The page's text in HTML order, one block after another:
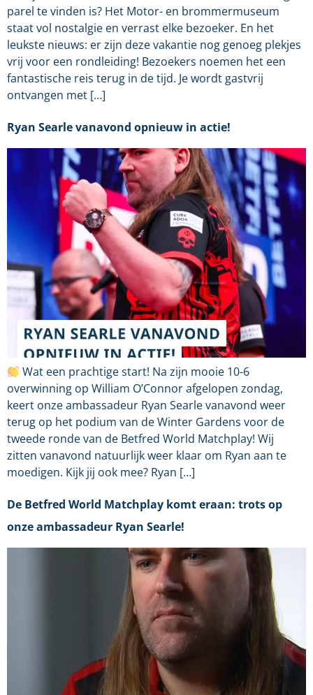
parel te vinden is? Het Motor- en brommermuseum
staat vol nostalgie en verrast elke bezoeker. En het
leukste nieuws: er zijn deze vakantie nog genoeg plekjes
vrij voor een rondleiding! Bezoekers noemen het een
fantastische reis terug in de tijd. Je wordt gastvrij
ontvangen met […]
Ryan Searle vanavond opnieuw in actie!
Wat een prachtige start! Na zijn mooie 10-6
overwinning op William O’Connor afgelopen zondag,
keert onze ambassadeur Ryan Searle vanavond weer
terug op het podium van de Winter Gardens voor de
tweede ronde van de Betfred World Matchplay! Wij
zitten vanavond natuurlijk weer klaar om Ryan aan te
moedigen. Kijk jij ook mee? Ryan […]
De Betfred World Matchplay komt eraan: trots op
onze ambassadeur Ryan Searle!